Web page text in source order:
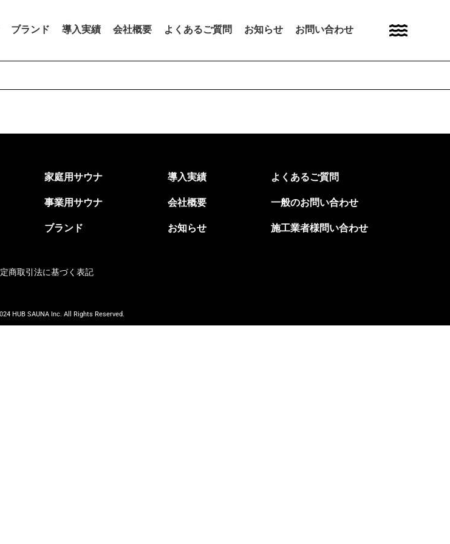
ブランド 導入実績 会社概要 よくあるご質問 お知らせ お問い合わせ
家庭用サウナ
事業用サウナ
ブランド
導入実績
会社概要
お知らせ
よくあるご質問
一般のお問い合わせ
施工業者様問い合わせ
商取引法に基づく表記
HUB SAUNA Inc. All Rights Reserved.